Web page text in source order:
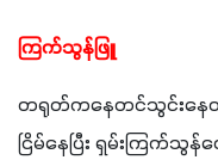
ကြက်သွန်ဖြူ
တရုတ်ကနေတင်သွင်းနေ
ငြိမ်နေပြီး ရှမ်းကြက်သွ